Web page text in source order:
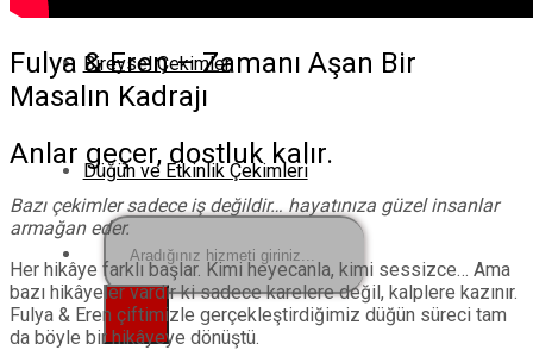
Bireysel Çekimler
Düğün ve Etkinlik Çekimleri
Ara:
Fulya & Eren – Zamanı Aşan Bir
Masalın Kadrajı
Anlar geçer, dostluk kalır.
Bazı çekimler sadece iş değildir… hayatınıza güzel insanlar
armağan eder.
Her hikâye farklı başlar. Kimi heyecanla, kimi sessizce… Ama
bazı hikâyeler vardır ki sadece karelere değil, kalplere kazınır.
Fulya & Eren çiftimizle gerçekleştirdiğimiz düğün süreci tam
da böyle bir hikâyeye dönüştü.